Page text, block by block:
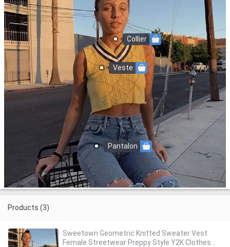
Veste
Collier
Pantalon
Products (3)
Sweetown Geometric Knitted Sweater Vest
Female Streetwear Preppy Style Y2K Clothes